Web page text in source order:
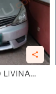
LIVINA